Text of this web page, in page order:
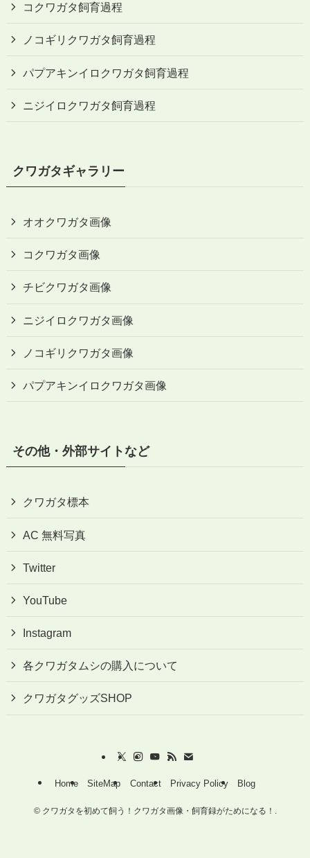
コクワガタ飼育過程
ノコギリクワガタ飼育過程
パプアキンイロクワガタ飼育過程
ニジイロクワガタ飼育過程
クワガタギャラリー
オオクワガタ画像
コクワガタ画像
チビクワガタ画像
ニジイロクワガタ画像
ノコギリクワガタ画像
パプアキンイロクワガタ画像
その他・外部サイトなど
クワガタ標本
AC 無料写真
Twitter
YouTube
Instagram
各クワガタムシの購入について
クワガタグッズSHOP
Home SiteMap Contact Privacy Policy Blog
©クワガタを初めて飼う！クワガタ画像・飼育録がためになる！.